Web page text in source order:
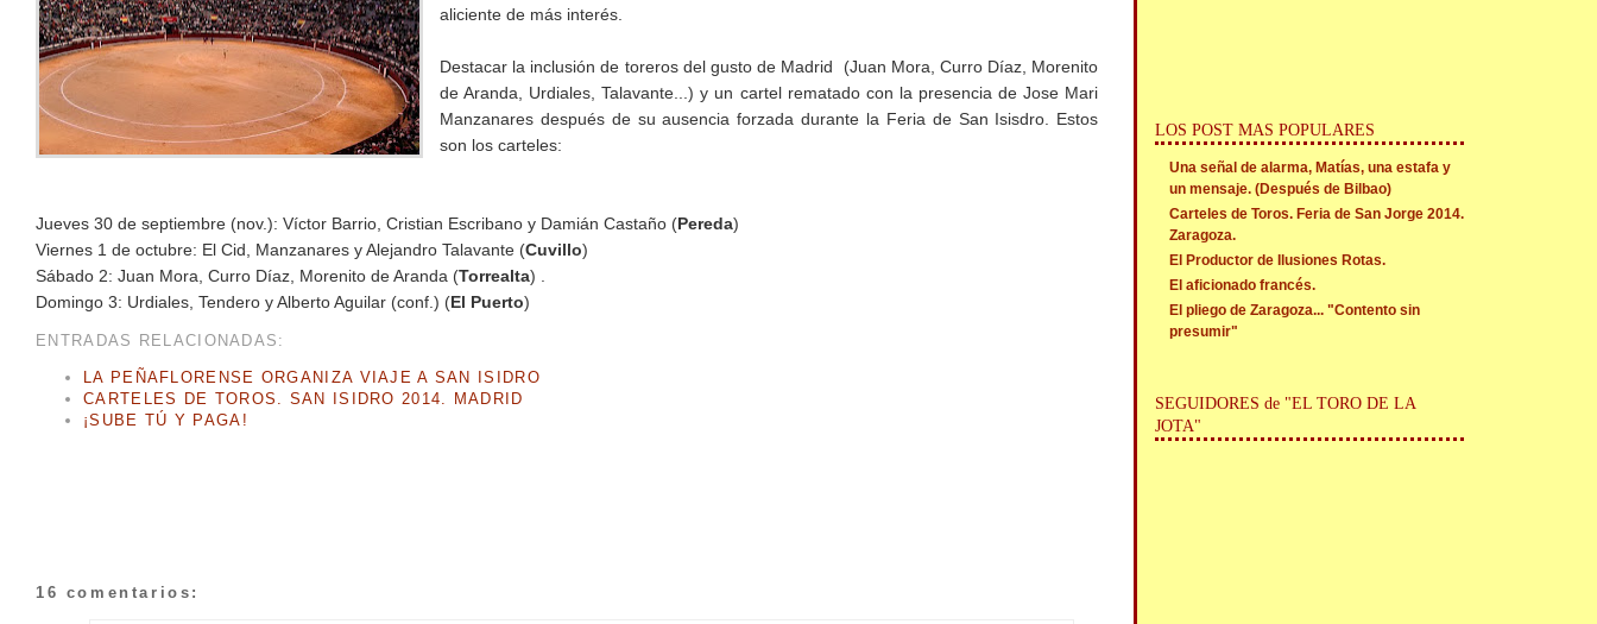
aliciente de más interés.
Destacar la inclusión de toreros del gusto de Madrid (Juan Mora, Curro Díaz, Morenito
de Aranda, Urdiales, Talavante...) y un cartel rematado con la presencia de Jose Mari
Manzanares después de su ausencia forzada durante la Feria de San Isisdro. Estos
son los carteles:
Jueves 30 de septiembre (nov.): Víctor Barrio, Cristian Escribano y Damián Castaño (Pereda)
Viernes 1 de octubre: El Cid, Manzanares y Alejandro Talavante (Cuvillo)
Sábado 2: Juan Mora, Curro Díaz, Morenito de Aranda (Torrealta) .
Domingo 3: Urdiales, Tendero y Alberto Aguilar (conf.) (El Puerto)
ENTRADAS RELACIONADAS:
LA PEÑAFLORENSE ORGANIZA VIAJE A SAN ISIDRO
CARTELES DE TOROS. SAN ISIDRO 2014. MADRID
¡SUBE TÚ Y PAGA!
16 comentarios:
LOS POST MAS POPULARES
Una señal de alarma, Matías, una estafa y
un mensaje. (Después de Bilbao)
Carteles de Toros. Feria de San Jorge 2014.
Zaragoza.
El Productor de Ilusiones Rotas.
El aficionado francés.
El pliego de Zaragoza... "Contento sin
presumir"
SEGUIDORES de "EL TORO DE LA
JOTA"